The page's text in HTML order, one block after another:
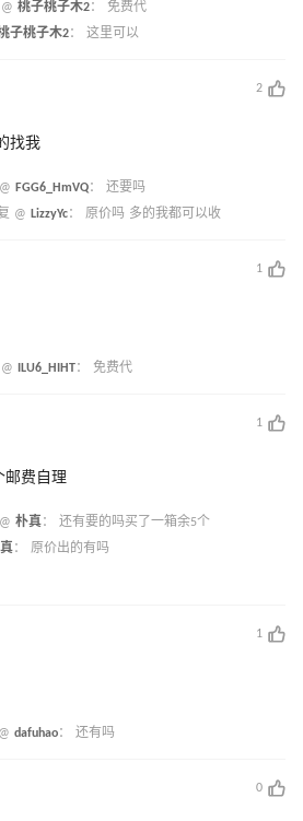
桃子桃子木2： 免费代
子桃子木2： 这里可以
2
找我
FGG6_HmVQ： 还要吗
@ LizzyYc： 原价吗 多的我都可以收
1
ILU6_HIHT： 免费代
1
邮费自理
朴真： 还有要的吗买了一箱余5个
： 原价出的有吗
1
dafuhao： 还有吗
0